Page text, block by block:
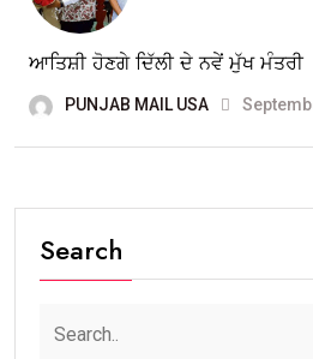
ਆਤਿਸ਼ੀ ਹੋਣਗੇ ਦਿੱਲੀ ਦੇ ਨਵੇਂ ਮੁੱਖ ਮੰਤਰੀ
PUNJAB MAIL USA
Search